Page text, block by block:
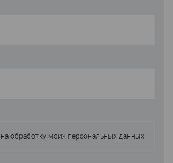
обработку моих персональных данных